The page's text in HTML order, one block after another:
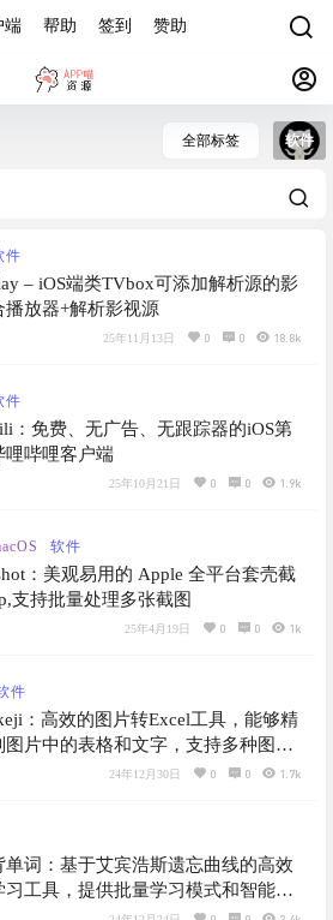
端 帮助 签到 赞助
全部标签 软件
件
– iOS端类TVbox可添加解析源的影
播放器+解析影视源
25年11月13日 0 0 18.8k
件
：免费、无广告、无跟踪器的iOS第
哩哔哩客户端
25年10月21日 0 0 1.9k
软件
：美观易用的 Apple 全平台套壳截
支持批量处理多张截图
25年4月19日 0 0 1k
件
：高效的图片转Excel工具，能够精
图片中的表格和文字，支持多种图片
转换，适用于Android、iOS和Web平
24年12月30日 0 0 1.7k
单词：基于艾宾浩斯遗忘曲线的高效
习工具，提供批量学习模式和智能拼
，趣味拼写挑战，加深单词印象